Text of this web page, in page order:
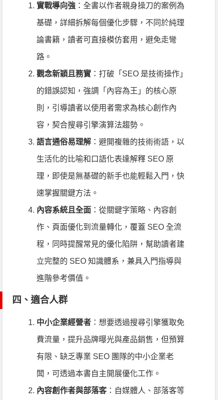
實戰導向強 ：全書以作者親身操刀的案例為
基礎，詳細拆解每個優化步驟，不同於純理
論書籍，讀者可直接模仿套用，避免走彎
路。
觀念新穎且務實 ：打破「SEO 是技術操作」
的錯誤認知，強調「內容為王」的核心原
則，引導讀者以使用者需求為核心創作內
容，契合搜尋引擎演算法趨勢。
語言通俗易理解 ：避開複雜的技術術語，以
生活化的比喻和口語化表達解釋 SEO 原
理，即使是無基礎的新手也能輕鬆入門，快
速掌握關鍵方法。
內容系統且全面 ：從關鍵字策略、內容創
作、頁面優化到流量轉化，覆蓋 SEO 全流
程，同時提醒常見的優化陷阱，幫助讀者建
立完整的 SEO 知識體系，兼具入門指導與
進階參考價值。
四、適合人群
中小企業經營者 ：想要透過搜尋引擎獲取免
費流量，提升品牌曝光與產品銷售，但預算
有限、缺乏專業 SEO 團隊的中小企業老
闆，可透過本書自主開展優化工作。
內容創作者與部落客 ：自媒體人、部落客等